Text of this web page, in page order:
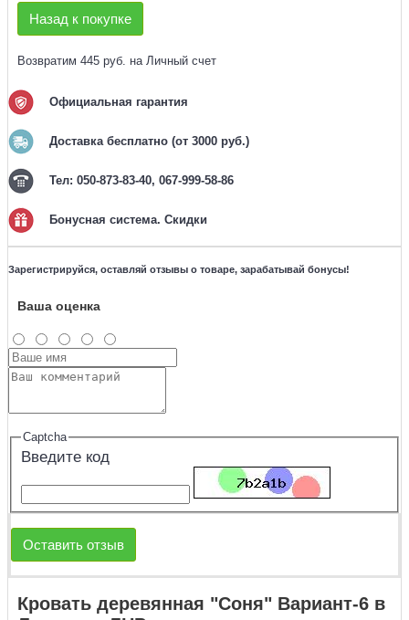
Назад к покупке
Возвратим 445 руб. на Личный счет
Официальная гарантия
Доставка бесплатно (от 3000 руб.)
Тел: 050-873-83-40, 067-999-58-86
Бонусная система. Скидки
Зарегистрируйся, оставляй отзывы о товаре, зарабатывай бонусы!
Ваша оценка
Captcha
Введите код
Оставить отзыв
Кровать деревянная "Соня" Вариант-6 в